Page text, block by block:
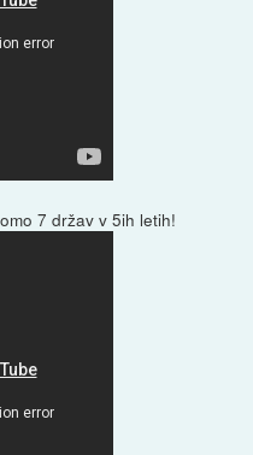
7 držav v 5ih letih!